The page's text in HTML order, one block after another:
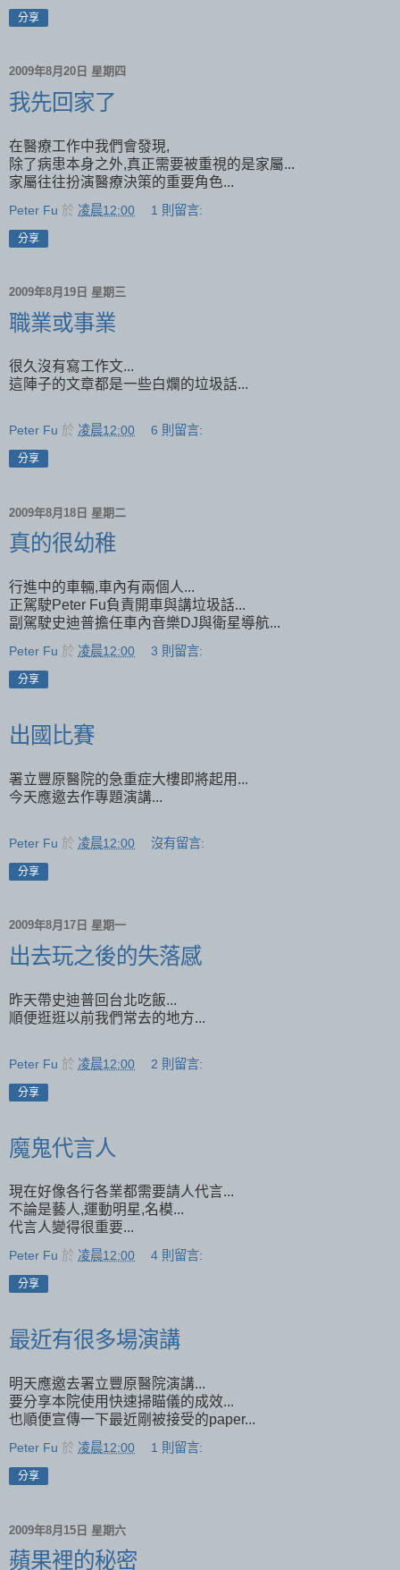
分享
2009年8月20日 星期四
我先回家了
在醫療工作中我們會發現,
除了病患本身之外,真正需要被重視的是家屬...
家屬往往扮演醫療決策的重要角色...
Peter Fu 於 凌晨12:00 1 則留言:
分享
2009年8月19日 星期三
職業或事業
很久沒有寫工作文...
這陣子的文章都是一些白爛的垃圾話...
Peter Fu 於 凌晨12:00 6 則留言:
分享
2009年8月18日 星期二
真的很幼稚
行進中的車輛,車內有兩個人...
正駕駛Peter Fu負責開車與講垃圾話...
副駕駛史迪普擔任車內音樂DJ與衛星導航...
Peter Fu 於 凌晨12:00 3 則留言:
分享
出國比賽
署立豐原醫院的急重症大樓即將起用...
今天應邀去作專題演講...
Peter Fu 於 凌晨12:00 沒有留言:
分享
2009年8月17日 星期一
出去玩之後的失落感
昨天帶史迪普回台北吃飯...
順便逛逛以前我們常去的地方...
Peter Fu 於 凌晨12:00 2 則留言:
分享
魔鬼代言人
現在好像各行各業都需要請人代言...
不論是藝人,運動明星,名模...
代言人變得很重要...
Peter Fu 於 凌晨12:00 4 則留言:
分享
最近有很多場演講
明天應邀去署立豐原醫院演講...
要分享本院使用快速掃瞄儀的成效...
也順便宣傳一下最近剛被接受的paper...
Peter Fu 於 凌晨12:00 1 則留言:
分享
2009年8月15日 星期六
蘋果裡的秘密